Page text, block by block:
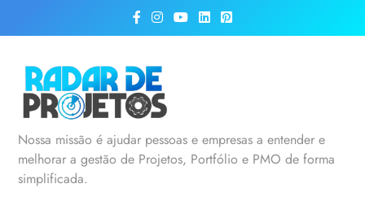
Radar de Projetos
Nossa missão é ajudar pessoas e empresas a entender e
melhorar a gestão de Projetos, Portfólio e PMO de forma
simplificada.